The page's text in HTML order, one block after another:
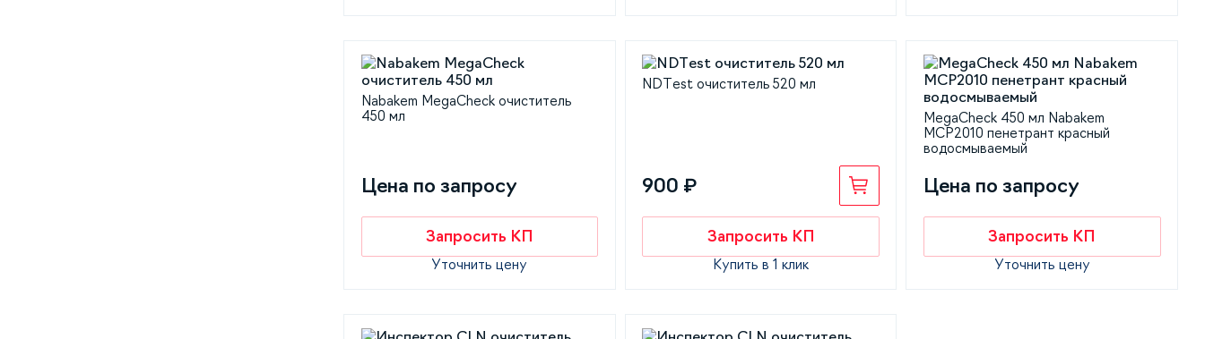
Nabakem MegaCheck очиститель
450 мл
Цена по запросу
Запросить КП
Уточнить цену
NDTest очиститель 520 мл
900 ₽
Запросить КП
Купить в 1 клик
MegaCheck 450 мл Nabakem
MCP2010 пенетрант красный
водосмываемый
Цена по запросу
Запросить КП
Уточнить цену